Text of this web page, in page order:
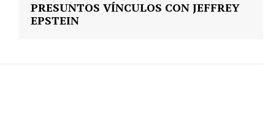
PRESUNTOS VÍNCULOS CON JEFFREY
EPSTEIN